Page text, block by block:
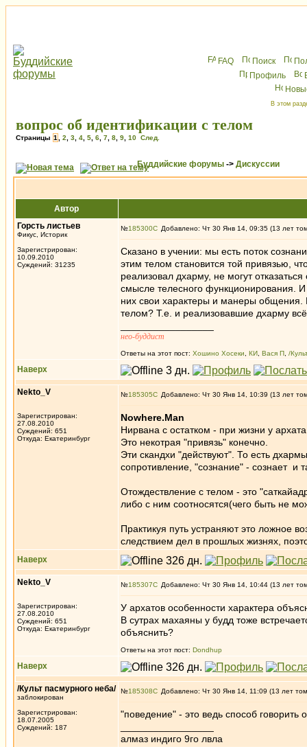
FAQ Поиск
Профиль
В этом
вопрос об идентификации с телом
Страницы 1 2 3 4 5 6 7 8 9 10 След.
Буддийские форумы -> Дискуссии
Автор
Горсть листьев
Фикус, Историк
Зарегистрирован:
10.09.2010
Суждений: 31235
№185300 Добавлено: Чт 30 Янв 14, 09:35 (13 лет
Сказано в учении: мы есть поток
этим телом становится той привязью,
реализовал дхарму, не могут
смысле телесного функционирования.
них свои характеры и манеры общения.
телом? Т.е. и реализовавшие дхарму
нео-буддист
Ответы на этот пост: Хошино Хосеки КИ Вася П /
Наверх
Nekto_V
Зарегистрирован:
27.08.2010
Суждений: 651
Откуда: Екатеринбург
№185305 Добавлено: Чт 30 Янв 14, 10:39 (13 лет
Nowhere.Man
Нирвана с остатком - при жизни у
Это некотрая "привязь" конечно.
Эти скандхи "действуют". То есть
сопротивление, "сознание" - сознает и
Отождествление с телом - это
либо с ним соотносятся(чего быть не
Практикуя путь устраняют это ложное
следствием дел в прошлых жизнях,
Наверх
Nekto_V
Зарегистрирован:
27.08.2010
Суждений: 651
Откуда: Екатеринбург
№185307 Добавлено: Чт 30 Янв 14, 10:44 (13 лет
У архатов особенности характера
В сутрах махаяны у будд тоже
объяснить?
Ответы на этот пост: Dondhup
Наверх
/Культ пасмурного неба/
заблокирован
Зарегистрирован:
18.07.2005
Суждений: 187
№185308 Добавлено: Чт 30 Янв 14, 11:09 (13 лет
"поведение" - это ведь способ
алмаз индиго 9го лвла